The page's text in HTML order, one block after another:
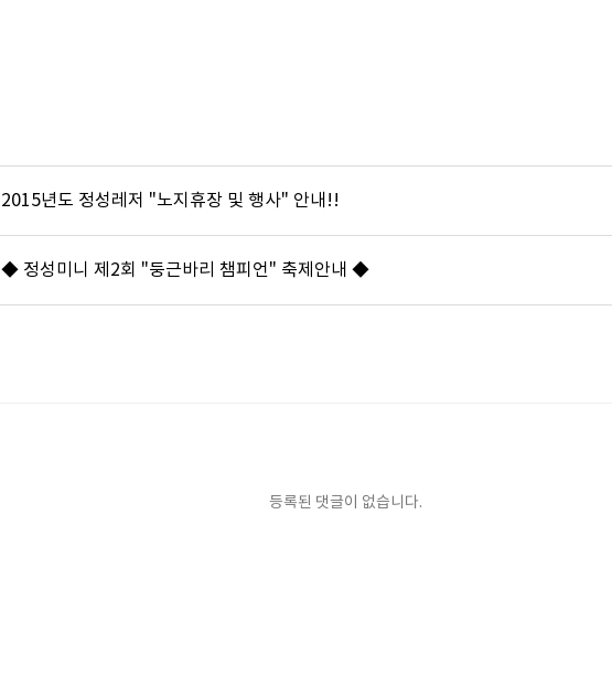
2015년도 정성레저 "노지휴장 및 행사" 안내!!
◆ 정성미니 제2회 "둥근바리 챔피언" 축제안내 ◆
등록된 댓글이 없습니다.